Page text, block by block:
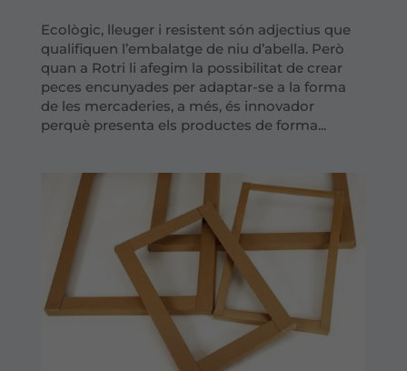
Ecològic, lleuger i resistent són adjectius que
qualifiquen l’embalatge de niu d’abella. Però
quan a Rotri li afegim la possibilitat de crear
peces encunyades per adaptar-se a la forma
de les mercaderies, a més, és innovador
perquè presenta els productes de forma...